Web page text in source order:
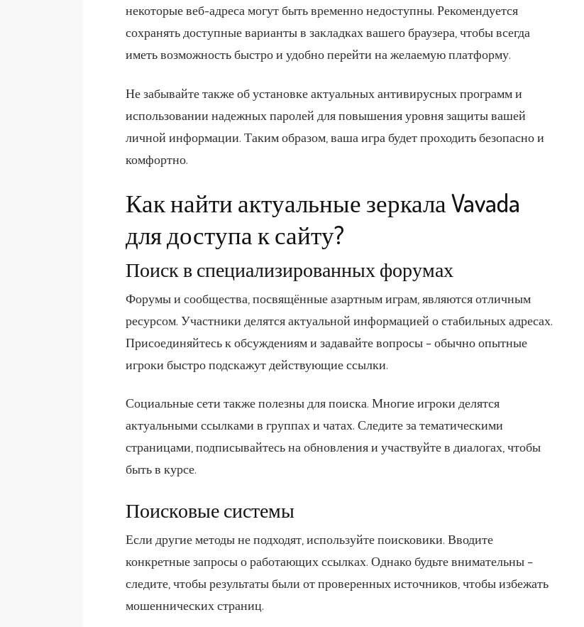
некоторые веб-адреса могут быть временно недоступны. Рекомендуется
сохранять доступные варианты в закладках вашего браузера, чтобы всегда
иметь возможность быстро и удобно перейти на желаемую платформу.
Не забывайте также об установке актуальных антивирусных программ и
использовании надежных паролей для повышения уровня защиты вашей
личной информации. Таким образом, ваша игра будет проходить безопасно и
комфортно.
Как найти актуальные зеркала Vavada
для доступа к сайту?
Поиск в специализированных форумах
Форумы и сообщества, посвящённые азартным играм, являются отличным
ресурсом. Участники делятся актуальной информацией о стабильных адресах.
Присоединяйтесь к обсуждениям и задавайте вопросы – обычно опытные
игроки быстро подскажут действующие ссылки.
Социальные сети также полезны для поиска. Многие игроки делятся
актуальными ссылками в группах и чатах. Следите за тематическими
страницами, подписывайтесь на обновления и участвуйте в диалогах, чтобы
быть в курсе.
Поисковые системы
Если другие методы не подходят, используйте поисковики. Вводите
конкретные запросы о работающих ссылках. Однако будьте внимательны –
следите, чтобы результаты были от проверенных источников, чтобы избежать
мошеннических страниц.